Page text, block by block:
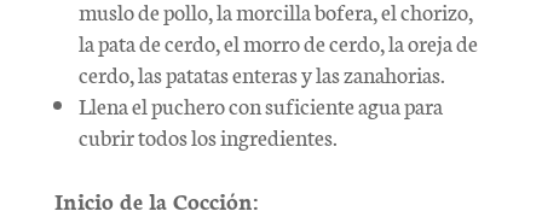
muslo de pollo, la morcilla bofera, el chorizo,
la pata de cerdo, el morro de cerdo, la oreja de
cerdo, las patatas enteras y las zanahorias.
Llena el puchero con suficiente agua para
cubrir todos los ingredientes.
Inicio de la Cocción: